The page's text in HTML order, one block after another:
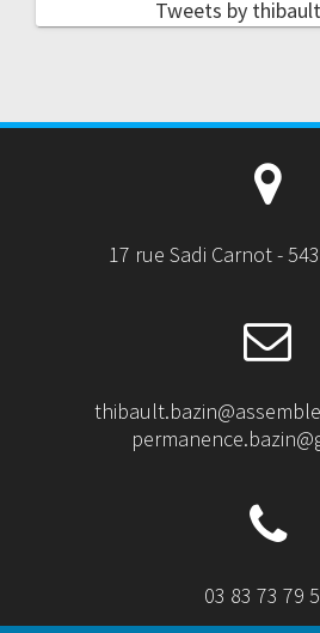
Tweets by
17 rue Sadi Carnot -
03 83 73 79